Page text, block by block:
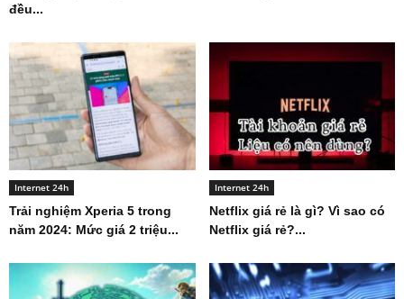
đều...
Internet 24h
Trải nghiệm Xperia 5 trong
năm 2024: Mức giá 2 triệu...
Internet 24h
Netflix giá rẻ là gì? Vì sao có
Netflix giá rẻ?...